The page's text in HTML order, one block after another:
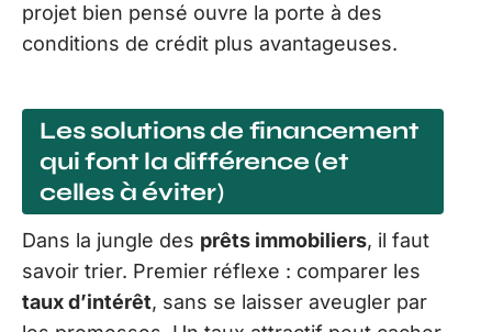
projet bien pensé ouvre la porte à des
conditions de crédit plus avantageuses.
Les solutions de financement
qui font la différence (et
celles à éviter)
Dans la jungle des prêts immobiliers, il faut
savoir trier. Premier réflexe : comparer les
taux d’intérêt, sans se laisser aveugler par